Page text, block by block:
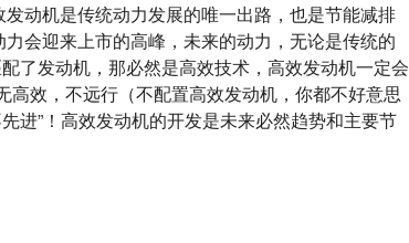
动机是传统动力发展的唯一出路，也是节能减排
会迎来上市的高峰，未来的动力，无论是传统的
了发动机，那必然是高效技术，高效发动机一定会
高效，不远行（不配置高效发动机，你都不好意思
进”！高效发动机的开发是未来必然趋势和主要节